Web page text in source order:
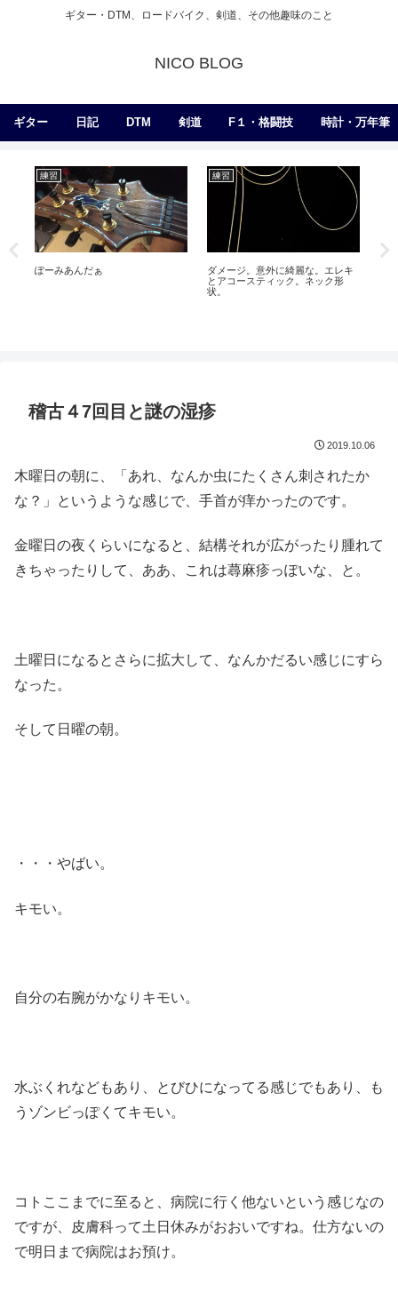
ギター・DTM、ロードバイク、剣道、その他趣味のこと
NICO BLOG
ギター 日記 DTM 剣道 F１・格闘技 時計・万年筆
練習
ぽーみあんだぁ
練習
ダメージ。意外に綺麗な。エレキ
とアコースティック。ネック形
状。
稽古４7回目と謎の湿疹
2019.10.06
木曜日の朝に、「あれ、なんか虫にたくさん刺されたか
な？」というような感じで、手首が痒かったのです。
金曜日の夜くらいになると、結構それが広がったり腫れて
きちゃったりして、ああ、これは蕁麻疹っぽいな、と。
土曜日になるとさらに拡大して、なんかだるい感じにすら
なった。
そして日曜の朝。
・・・やばい。
キモい。
自分の右腕がかなりキモい。
水ぶくれなどもあり、とびひになってる感じでもあり、も
うゾンビっぽくてキモい。
コトここまでに至ると、病院に行く他ないという感じなの
ですが、皮膚科って土日休みがおおいですね。仕方ないの
で明日まで病院はお預け。